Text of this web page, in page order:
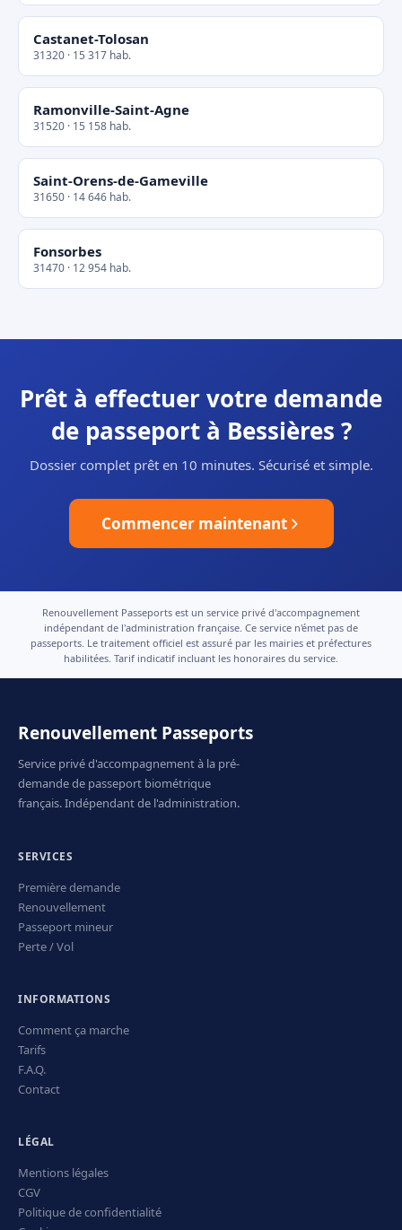
Castanet-Tolosan
31320 · 15 317 hab.
Ramonville-Saint-Agne
31520 · 15 158 hab.
Saint-Orens-de-Gameville
31650 · 14 646 hab.
Fonsorbes
31470 · 12 954 hab.
Prêt à effectuer votre demande
de passeport à Bessières ?
Dossier complet prêt en 10 minutes. Sécurisé et simple.
Commencer maintenant
Renouvellement Passeports est un service privé d'accompagnement
indépendant de l'administration française. Ce service n'émet pas de
passeports. Le traitement officiel est assuré par les mairies et préfectures
habilitées. Tarif indicatif incluant les honoraires du service.
Renouvellement Passeports
Service privé d'accompagnement à la pré-
demande de passeport biométrique
français. Indépendant de l'administration.
SERVICES
Première demande
Renouvellement
Passeport mineur
Perte / Vol
INFORMATIONS
Comment ça marche
Tarifs
F.A.Q.
Contact
LÉGAL
Mentions légales
CGV
Politique de confidentialité